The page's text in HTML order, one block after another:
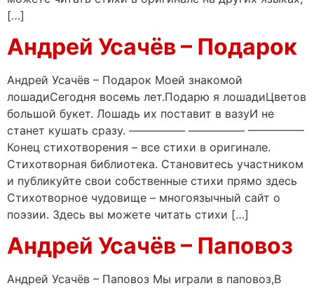
[…]
Андрей Усачёв – Подарок
Андрей Усачёв – Подарок Моей знакомой
лошадиСегодня восемь лет.Подарю я лошадиЦветов
большой букет. Лошадь их поставит в вазуИ не
станет кушать сразу. ————— ————— —————
Конец стихотворения – все стихи в оригинале.
Стихотворная библиотека. Становитесь участником
и публикуйте свои собственные стихи прямо здесь
Стихотворное чудовище – многоязычный сайт о
поэзии. Здесь вы можете читать стихи […]
Андрей Усачёв – Паповоз
Андрей Усачёв – Паповоз Мы играли в паповоз,В